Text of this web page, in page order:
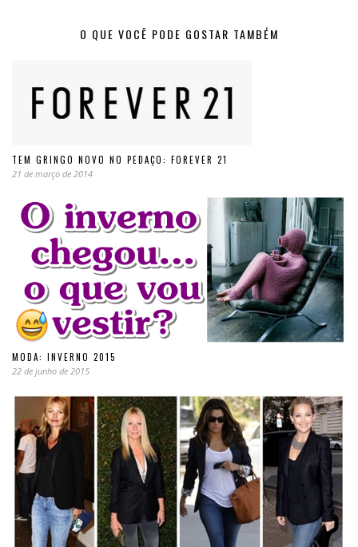
O QUE VOCÊ PODE GOSTAR TAMBÉM
TEM GRINGO NOVO NO PEDAÇO: FOREVER 21
21 de março de 2014
MODA: INVERNO 2015
22 de junho de 2015